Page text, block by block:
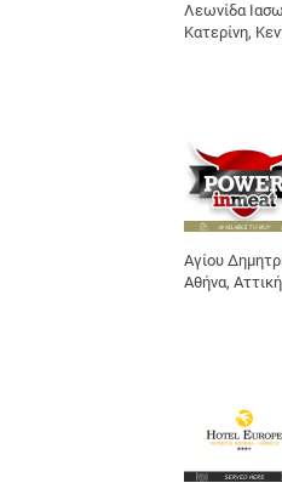
Λεωνίδα
Κατερίνη,
Αγίου
Αθήνα,